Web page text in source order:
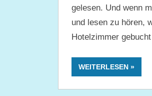
gelesen. Und wenn
und lesen zu hören,
Hotelzimmer
WEITERLESEN